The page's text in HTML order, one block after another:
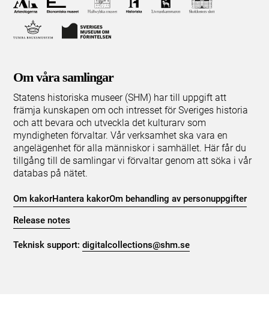
Om våra samlingar
Statens historiska museer (SHM) har till uppgift att
främja kunskapen om och intresset för Sveriges historia
och att bevara och utveckla det kulturarv som
myndigheten förvaltar. Vår verksamhet ska vara en
angelägenhet för alla människor i samhället. Här får du
tillgång till de samlingar vi förvaltar genom att söka i vår
databas på nätet.
Om kakorHantera kakorOm behandling av personuppgifter
Release notes
Teknisk support:digitalcollections@shm.se